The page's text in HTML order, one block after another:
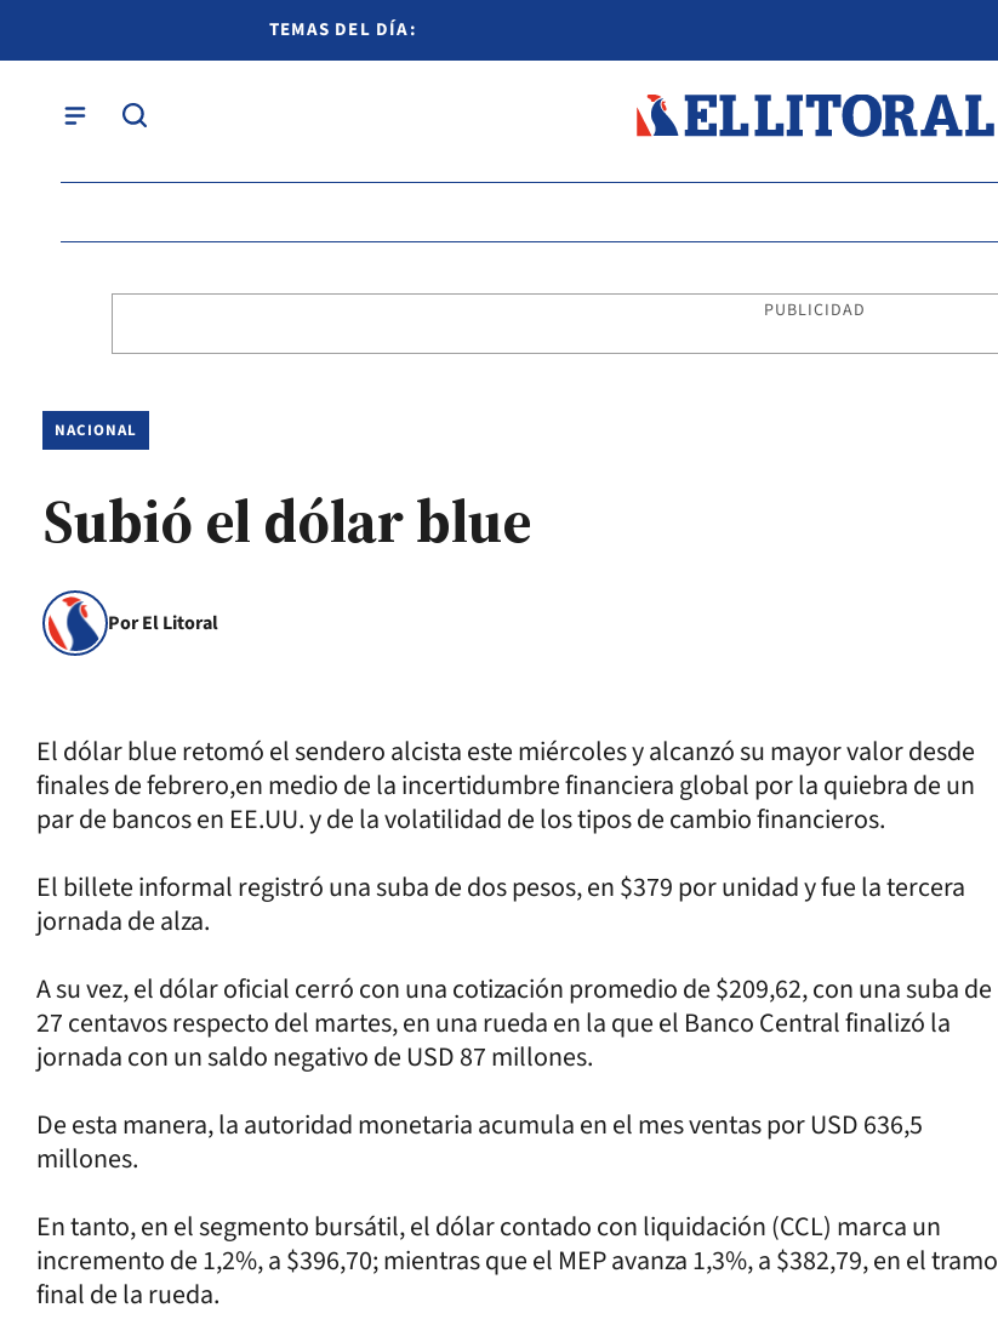
TEMAS DEL DÍA:
PUBLICIDAD
NACIONAL
Subió el dólar blue
Por El Litoral
El dólar blue retomó el sendero alcista este miércoles y alcanzó su mayor valor desde
finales de febrero,en medio de la incertidumbre financiera global por la quiebra de un
par de bancos en EE.UU. y de la volatilidad de los tipos de cambio financieros.
El billete informal registró una suba de dos pesos, en $379 por unidad y fue la tercera
jornada de alza.
A su vez, el dólar oficial cerró con una cotización promedio de $209,62, con una suba de
27 centavos respecto del martes, en una rueda en la que el Banco Central finalizó la
jornada con un saldo negativo de USD 87 millones.
De esta manera, la autoridad monetaria acumula en el mes ventas por USD 636,5
millones.
En tanto, en el segmento bursátil, el dólar contado con liquidación (CCL) marca un
incremento de 1,2%, a $396,70; mientras que el MEP avanza 1,3%, a $382,79, en el tramo
final de la rueda.